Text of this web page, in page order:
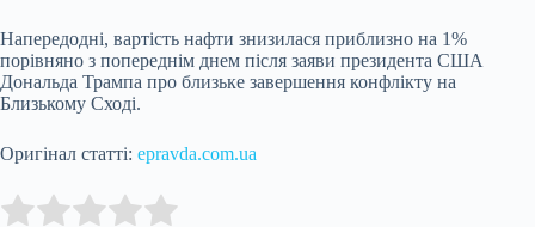
Напередодні, вартість нафти знизилася приблизно на 1%
порівняно з попереднім днем після заяви президента США
Дональда Трампа про близьке завершення конфлікту на
Близькому Сході.
Оригінал статті: epravda.com.ua
Rate this item: